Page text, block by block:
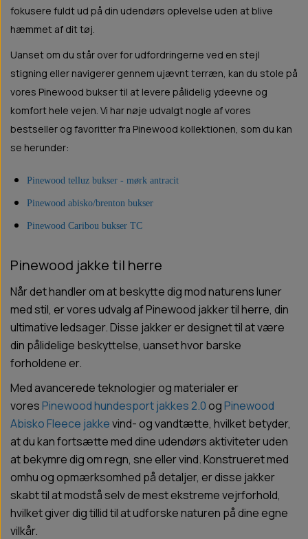
fokusere fuldt ud på din udendørs oplevelse uden at blive
hæmmet af dit tøj.
Uanset om du står over for udfordringerne ved en stejl
stigning eller navigerer gennem ujævnt terræn, kan du stole på
vores Pinewood bukser til at levere pålidelig ydeevne og
komfort hele vejen. Vi har nøje udvalgt nogle af vores
bestseller og favoritter fra Pinewood kollektionen, som du kan
se herunder:
Pinewood telluz bukser - mørk antracit
Pinewood abisko/brenton bukser
Pinewood Caribou bukser TC
Pinewood jakke til herre
Når det handler om at beskytte dig mod naturens luner
med stil, er vores udvalg af Pinewood jakker til herre, din
ultimative ledsager. Disse jakker er designet til at være
din pålidelige beskyttelse, uanset hvor barske
forholdene er.
Med avancerede teknologier og materialer er
voresPinewood hundesport jakkes 2.0ogPinewood
Abisko Fleece jakkevind- og vandtætte, hvilket betyder,
at du kan fortsætte med dine udendørs aktiviteter uden
at bekymre dig om regn, sne eller vind. Konstrueret med
omhu og opmærksomhed på detaljer, er disse jakker
skabt til at modstå selv de mest ekstreme vejrforhold,
hvilket giver dig tillid til at udforske naturen på dine egne
vilkår.